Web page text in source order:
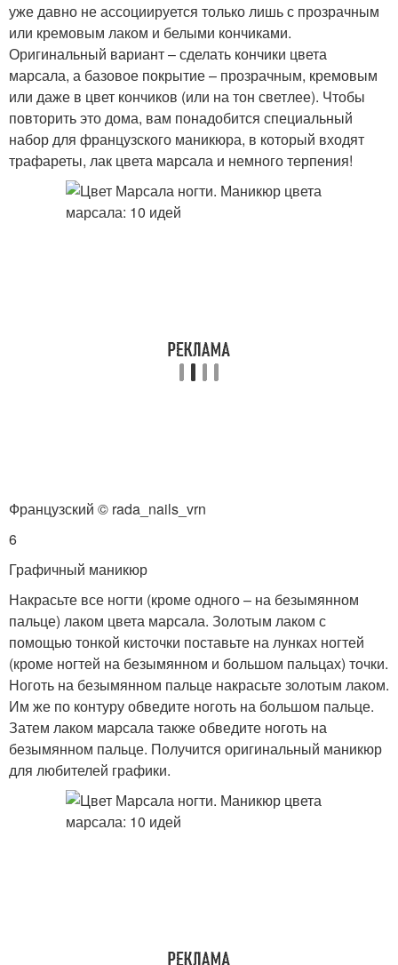
уже давно не ассоциируется только лишь с прозрачным
или кремовым лаком и белыми кончиками.
Оригинальный вариант – сделать кончики цвета
марсала, а базовое покрытие – прозрачным, кремовым
или даже в цвет кончиков (или на тон светлее). Чтобы
повторить это дома, вам понадобится специальный
набор для французского маникюра, в который входят
трафареты, лак цвета марсала и немного терпения!
Французский © rada_nails_vrn
6
Графичный маникюр
Накрасьте все ногти (кроме одного – на безымянном
пальце) лаком цвета марсала. Золотым лаком с
помощью тонкой кисточки поставьте на лунках ногтей
(кроме ногтей на безымянном и большом пальцах) точки.
Ноготь на безымянном пальце накрасьте золотым лаком.
Им же по контуру обведите ноготь на большом пальце.
Затем лаком марсала также обведите ноготь на
безымянном пальце. Получится оригинальный маникюр
для любителей графики.